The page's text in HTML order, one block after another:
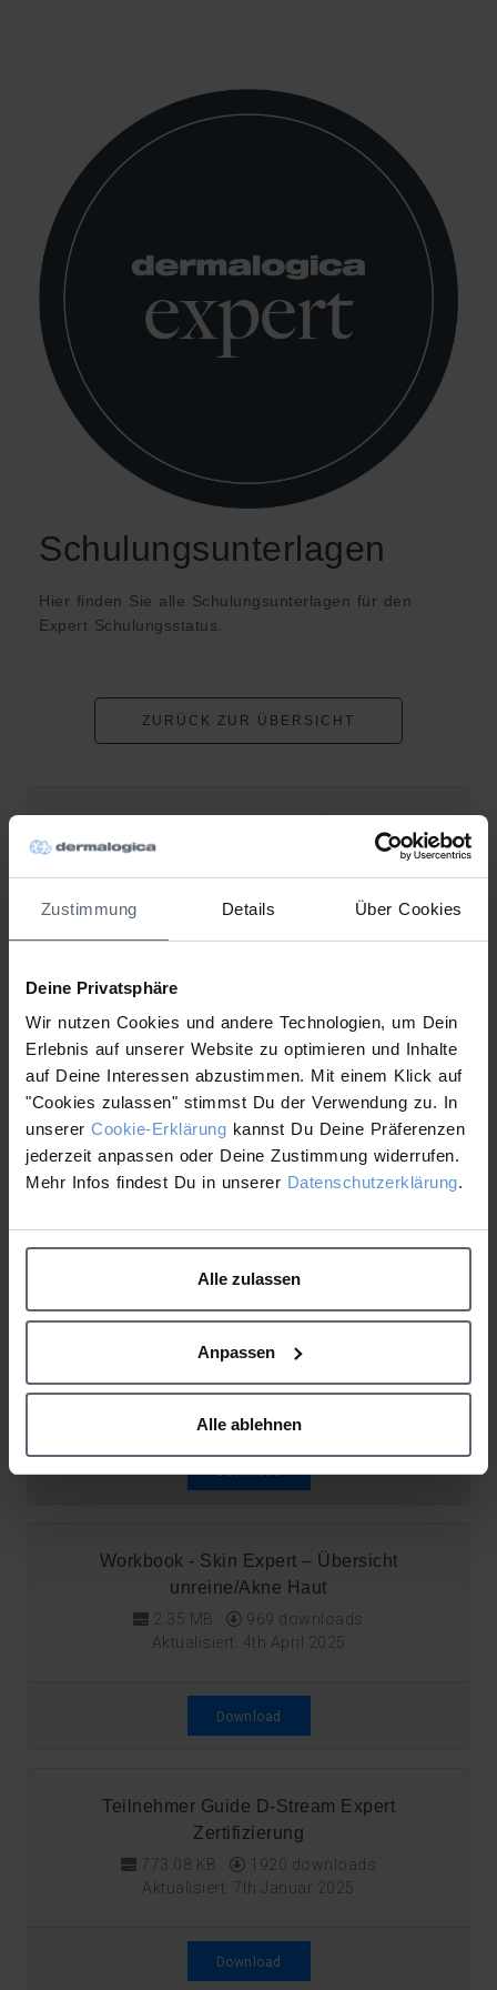
Zustimmung Details Über Cookies
Deine Privatsphäre
Wir nutzen Cookies und andere Technologien, um Dein
Erlebnis auf unserer Website zu optimieren und Inhalte
auf Deine Interessen abzustimmen. Mit einem Klick auf
"Cookies zulassen" stimmst Du der Verwendung zu. In
unserer Cookie-Erklärung kannst Du Deine Präferenzen
jederzeit anpassen oder Deine Zustimmung widerrufen.
Mehr Infos findest Du in unserer Datenschutzerklärung.
Alle zulassen
Anpassen
Alle ablehnen
Schulungsunterlagen
Hier finden Sie alle Schulungsunterlagen für den
Expert Schulungsstatus.
ZURÜCK ZUR ÜBERSICHT
reife/vorzeitig gealterte Haut
2.82 MB
1638 downloads
Aktualisiert: 4th April 2025
Workbook - Skin Expert – Übersicht
Hyperpigmentierter Haut
2.21 MB
1116 downloads
Aktualisiert: 4th April 2025
Download
Workbook - Skin Expert – Übersicht
Empfindliche Haut
Aktualisiert: 4th April 2025
Download
Workbook - Skin Expert – Übersicht
unreine/Akne Haut
2.35 MB
969 downloads
Aktualisiert: 4th April 2025
Download
Teilnehmer Guide D-Stream Expert
Zertifizierung
773.08 KB
1920 downloads
Aktualisiert: 7th Januar 2025
Download